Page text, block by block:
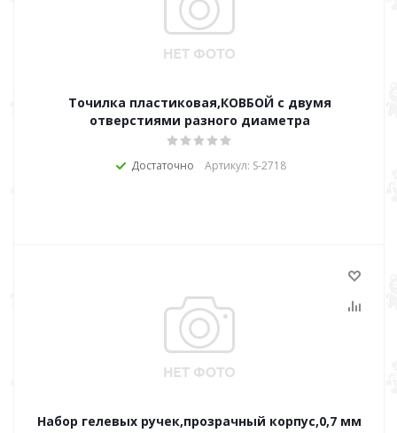
Точилка пластиковая,КОВБОЙ с двумя
отверстиями разного диаметра
Достаточно Артикул: S-2718
Набор гелевых ручек,прозрачный корпус,0,7 мм